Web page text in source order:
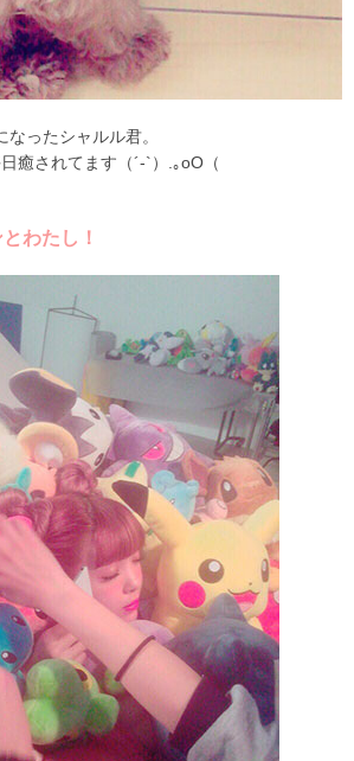
ったシャルル君。
癒されてます（´-`）.｡oO（
わたし！